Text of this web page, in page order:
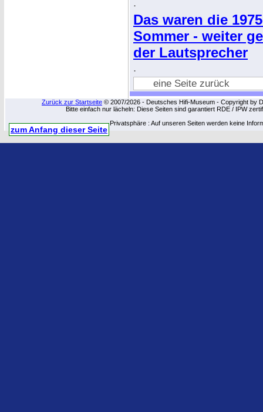
.
Das waren die
Sommer - weiter
der Lautsprecher
.
eine Seite zurück
Zurück zur Startseite © 2007/2026 - Deutsches Hifi-Museum - Copyright by
Bitte einfach nur lächeln: Diese Seiten sind garantiert RDE / IPW
Privatsphäre : Auf unseren Seiten werden keine
zum Anfang dieser Seite